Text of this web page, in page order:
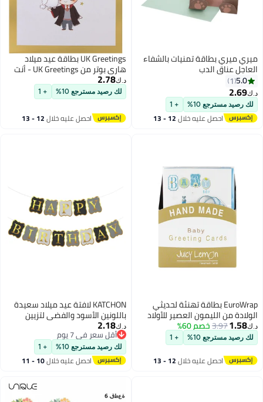
ميري ميري بطاقة تمنيات بالشفاء
العاجل عناق الدب
5.0
1
د.ك‏2.69
لك رصيد مسترجع 10% + 1
احصل عليه خلال 12 - 13
UK Greetings بطاقة عيد ميلاد
هاري بوتر من UK Greetings - أنت
أذكى ساحر في جيلك!
د.ك‏2.78
لك رصيد مسترجع 10% + 1
احصل عليه خلال 12 - 13
EuroWrap بطاقة تهنئة لحديثي
الولادة من الليمون العصير للأولاد
والبنات 50 بطاقة
د.ك‏1.58
3.97خصم 60%
لك رصيد مسترجع 10% + 1
احصل عليه خلال 12 - 13
KATCHON لافتة عيد ميلاد سعيدة
باللونين الأسود والفضي لتزيين
الحفلات
د.ك‏2.18
أقل سعر في 7 يوم
أقل سعر في 7 يوم
لك رصيد مسترجع 10% + 1
احصل عليه خلال 10 - 11